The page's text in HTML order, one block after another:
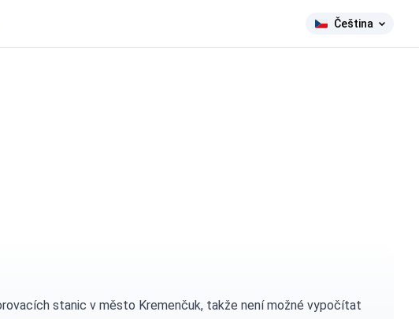
Čeština
stanic v město Kremenčuk, takže není možné vypočítat